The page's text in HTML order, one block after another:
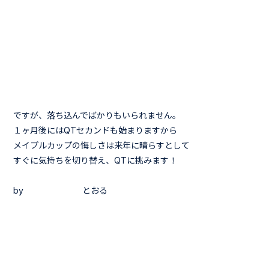
ですが、落ち込んでばかりもいられません。
１ヶ月後にはQTセカンドも始まりますから
メイプルカップの悔しさは来年に晴らすとして
すぐに気持ちを切り替え、QTに挑みます！
by とおる